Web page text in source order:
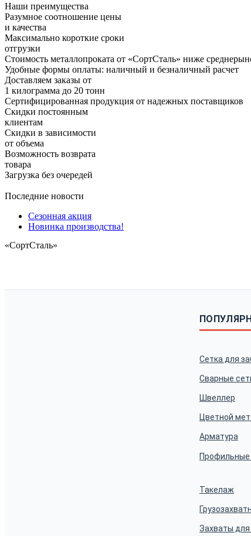
Наши преимущества
Разумное соотношение цены
и качества
Максимально короткие сроки
отгрузки
Стоимость металлопроката от «СортСталь» ниже
Удобные формы оплаты: наличный и безналичный расчет
Доставляем заказы от
1 килограмма до 20 тонн
Сертифицированная продукция от надежных поставщиков
Скидки постоянным
клиентам
Скидки в зависимости
от объема
Возможность возврата
товара
Загрузка без очередей
Последние новости
Сезонная акция
Новинка производства!
«СортСталь»
Сетка для
Сварные
Швеллер
Цветной
Арматура
Профильные
Такелаж
Захваты